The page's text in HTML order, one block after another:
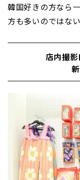
韓国好きの方なら
方も多いのではな
店内撮